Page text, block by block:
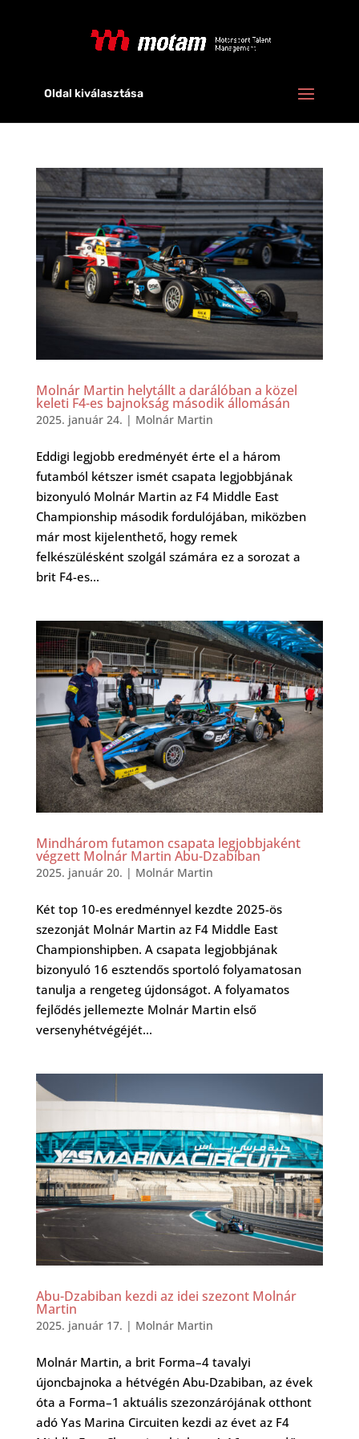
Oldal kiválasztása
Molnár Martin helytállt a darálóban a közel
keleti F4-es bajnokság második állomásán
2025. január 24. | Molnár Martin
Eddigi legjobb eredményét érte el a három
futamból kétszer ismét csapata legjobbjának
bizonyuló Molnár Martin az F4 Middle East
Championship második fordulójában, miközben
már most kijelenthető, hogy remek
felkészülésként szolgál számára ez a sorozat a
brit F4-es...
Mindhárom futamon csapata legjobbjaként
végzett Molnár Martin Abu-Dzabiban
2025. január 20. | Molnár Martin
Két top 10-es eredménnyel kezdte 2025-ös
szezonját Molnár Martin az F4 Middle East
Championshipben. A csapata legjobbjának
bizonyuló 16 esztendős sportoló folyamatosan
tanulja a rengeteg újdonságot. A folyamatos
fejlődés jellemezte Molnár Martin első
versenyhétvégéjét...
Abu-Dzabiban kezdi az idei szezont Molnár
Martin
2025. január 17. | Molnár Martin
Molnár Martin, a brit Forma–4 tavalyi
újoncbajnoka a hétvégén Abu-Dzabiban, az évek
óta a Forma–1 aktuális szezonzárójának otthont
adó Yas Marina Circuiten kezdi az évet az F4